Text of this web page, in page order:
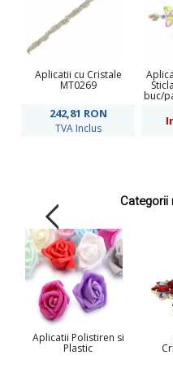
Aplicatii cu Cristale
MT0269
242,81 RON
TVA Inclus
buc/
Aplicatii Polistiren si
Plastic